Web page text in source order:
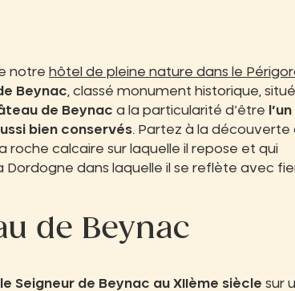
notre hôtel de pleine nature dans le
Beynac , classé monument historique,
de Beynac a la particularité d’être
bien conservés. Partez à la découverte
roche calcaire sur laquelle il repose et qui
dans laquelle il se reflète avec
de Beynac
Seigneur de Beynac au XIIème siècle sur